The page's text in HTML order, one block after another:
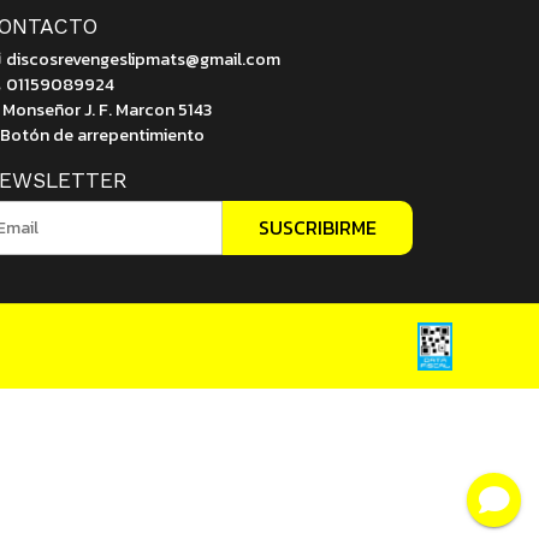
discosrevengeslipmats@gmail.com
01159089924
Monseñor J. F. Marcon 5143
de arrepentimiento
SUSCRIBIRME